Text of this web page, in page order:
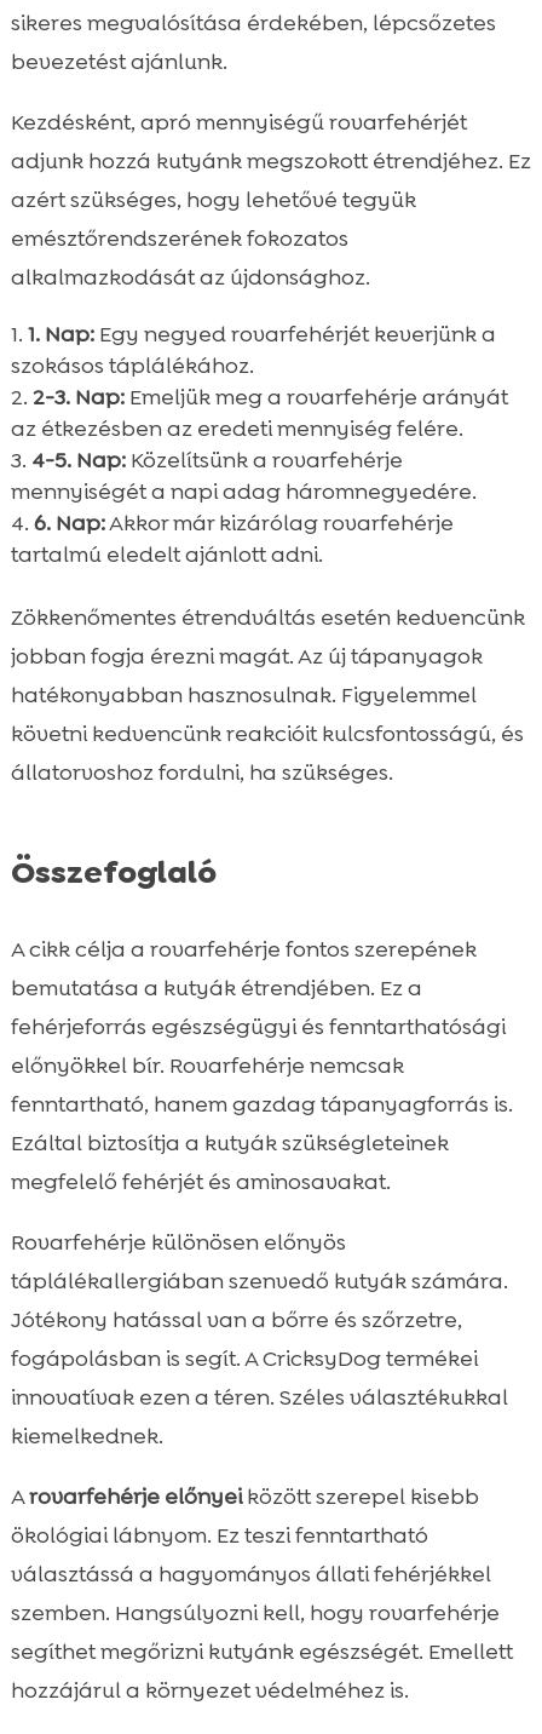
sikeres megvalósítása érdekében, lépcsőzetes
bevezetést ajánlunk.
Kezdésként, apró mennyiségű rovarfehérjét
adjunk hozzá kutyánk megszokott étrendjéhez. Ez
azért szükséges, hogy lehetővé tegyük
emésztőrendszerének fokozatos
alkalmazkodását az újdonsághoz.
1. Nap:Egy negyed rovarfehérjét keverjünk a
szokásos táplálékához.
2-3. Nap:Emeljük meg a rovarfehérje arányát
az étkezésben az eredeti mennyiség felére.
4-5. Nap:Közelítsünk a rovarfehérje
mennyiségét a napi adag háromnegyedére.
6. Nap:Akkor már kizárólag rovarfehérje
tartalmú eledelt ajánlott adni.
Zökkenőmentes étrendváltás esetén kedvencünk
jobban fogja érezni magát. Az új tápanyagok
hatékonyabban hasznosulnak. Figyelemmel
követni kedvencünk reakcióit kulcsfontosságú, és
állatorvoshoz fordulni, ha szükséges.
Összefoglaló
A cikk célja a rovarfehérje fontos szerepének
bemutatása a kutyák étrendjében. Ez a
fehérjeforrás egészségügyi és fenntarthatósági
előnyökkel bír. Rovarfehérje nemcsak
fenntartható, hanem gazdag tápanyagforrás is.
Ezáltal biztosítja a kutyák szükségleteinek
megfelelő fehérjét és aminosavakat.
Rovarfehérje különösen előnyös
táplálékallergiában szenvedő kutyák számára.
Jótékony hatással van a bőrre és szőrzetre,
fogápolásban is segít. A CricksyDog termékei
innovatívak ezen a téren. Széles választékukkal
kiemelkednek.
Arovarfehérje előnyeiközött szerepel kisebb
ökológiai lábnyom. Ez teszi fenntartható
választássá a hagyományos állati fehérjékkel
szemben. Hangsúlyozni kell, hogy rovarfehérje
segíthet megőrizni kutyánk egészségét. Emellett
hozzájárul a környezet védelméhez is.